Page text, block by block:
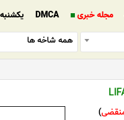
مجله خبری DMCA
یکشنبه -
همه شاخه ها
)